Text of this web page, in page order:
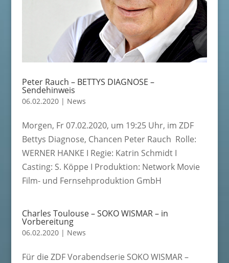
Peter Rauch – BETTYS DIAGNOSE –
Sendehinweis
06.02.2020| News
Morgen, Fr 07.02.2020, um 19:25 Uhr, im ZDF
Bettys Diagnose, Chancen Peter Rauch Rolle:
WERNER HANKE I Regie: Katrin Schmidt I
Casting: S. Köppe I Produktion: Network Movie
Film- und Fernsehproduktion GmbH
Charles Toulouse – SOKO WISMAR – in
Vorbereitung
06.02.2020| News
Für die ZDF Vorabendserie SOKO WISMAR –